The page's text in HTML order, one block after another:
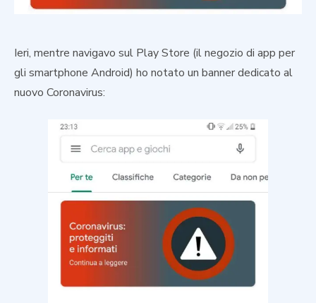
Ieri, mentre navigavo sul Play Store (il negozio di app per
gli smartphone Android) ho notato un banner dedicato al
nuovo Coronavirus: